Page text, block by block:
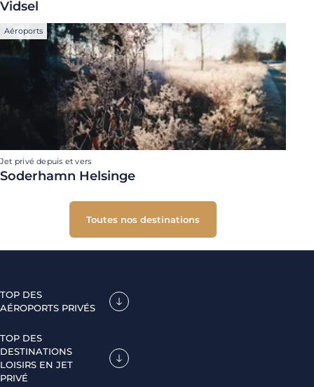
Vidsel
Aéroports
Jet privé depuis et vers
Soderhamn Helsinge
Toutes nos destinations
TOP DES
AÉROPORTS PRIVÉS
TOP DES
DESTINATIONS
LOISIRS EN JET
PRIVÉ